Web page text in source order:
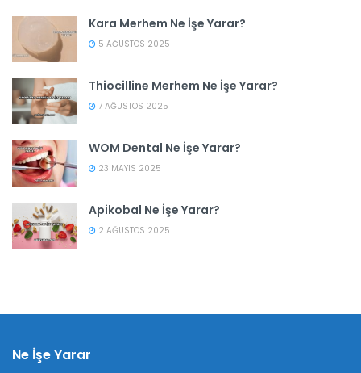
Kara Merhem Ne İşe Yarar?
5 AĞUSTOS 2025
Thiocilline Merhem Ne İşe Yarar?
7 AĞUSTOS 2025
WOM Dental Ne İşe Yarar?
23 MAYIS 2025
Apikobal Ne İşe Yarar?
2 AĞUSTOS 2025
Ne İşe Yarar